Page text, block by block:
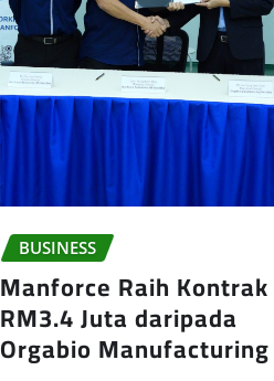
BUSINESS
Manforce Raih Kontrak
RM3.4 Juta daripada
Orgabio Manufacturing